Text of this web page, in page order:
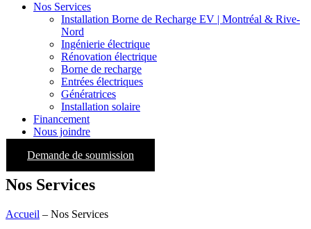
Nos Services
Installation Borne de Recharge EV | Montréal & Rive-
Nord
Ingénierie électrique
Rénovation électrique
Borne de recharge
Entrées électriques
Génératrices
Installation solaire
Financement
Nous joindre
Demande de soumission
Nos Services
Accueil – Nos Services